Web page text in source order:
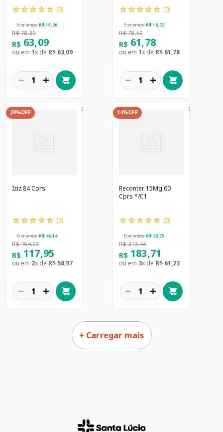
☆☆☆☆☆ (0)
Economize R$ 15,20
R$ 78,29
R$ 63,09
ou em 1x de R$ 63,09
＋
－
☆☆☆☆☆ (0)
Economize R$ 16,72
R$ 78,50
R$ 61,78
ou em 1x de R$ 61,78
＋
－
28%OFF
Iziz 84 Cprs
☆☆☆☆☆ (0)
Economize R$ 46,14
R$ 164,09
R$ 117,95
ou em 2x de R$ 58,97
＋
－
14%OFF
Reconter 15Mg 60
Cprs */C1
☆☆☆☆☆ (0)
Economize R$ 29,73
R$ 213,44
R$ 183,71
ou em 3x de R$ 61,23
＋
－